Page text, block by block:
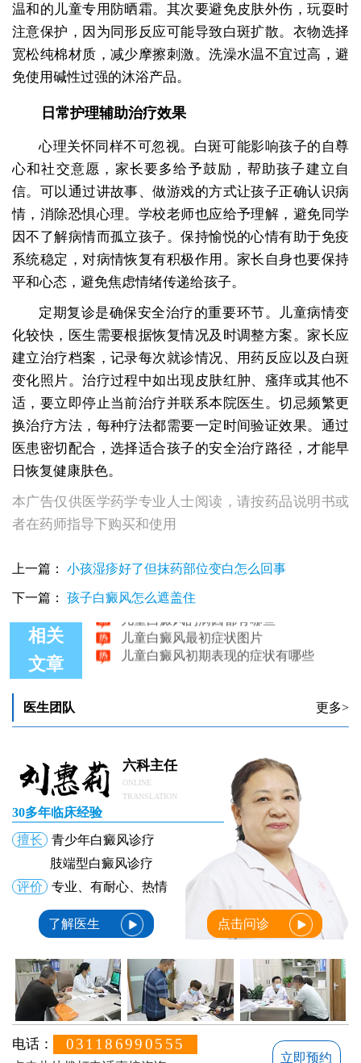
温和的儿童专用防晒霜。其次要避免皮肤外伤，玩耍时
注意保护，因为同形反应可能导致白斑扩散。衣物选择
宽松纯棉材质，减少摩擦刺激。洗澡水温不宜过高，避
免使用碱性过强的沐浴产品。
日常护理辅助治疗效果
心理关怀同样不可忽视。白斑可能影响孩子的自尊
心和社交意愿，家长要多给予鼓励，帮助孩子建立自
信。可以通过讲故事、做游戏的方式让孩子正确认识病
情，消除恐惧心理。学校老师也应给予理解，避免同学
因不了解病情而孤立孩子。保持愉悦的心情有助于免疫
系统稳定，对病情恢复有积极作用。家长自身也要保持
平和心态，避免焦虑情绪传递给孩子。
定期复诊是确保安全治疗的重要环节。儿童病情变
化较快，医生需要根据恢复情况及时调整方案。家长应
建立治疗档案，记录每次就诊情况、用药反应以及白斑
变化照片。治疗过程中如出现皮肤红肿、瘙痒或其他不
适，要立即停止当前治疗并联系本院医生。切忌频繁更
换治疗方法，每种疗法都需要一定时间验证效果。通过
医患密切配合，选择适合孩子的安全治疗路径，才能早
日恢复健康肤色。
本广告仅供医学药学专业人士阅读，请按药品说明书或
者在药师指导下购买和使用
上一篇： 小孩湿疹好了但抹药部位变白怎么回事
下一篇： 孩子白癜风怎么遮盖住
相关
文章
补骨脂治疗儿童白癜风效果好不好
儿童白癜风难治的原因
儿童白癜风的病因都有哪些
儿童白癜风最初症状图片
儿童白癜风初期表现的症状有哪些
医生团队 更多>
六科主任
ONLINE
TRANSLATION
30多年临床经验
擅长
青少年白癜风诊疗
肢端型白癜风诊疗
评价
专业、有耐心、热情
了解医生 点击问诊
电话： 031186990555
立即预约